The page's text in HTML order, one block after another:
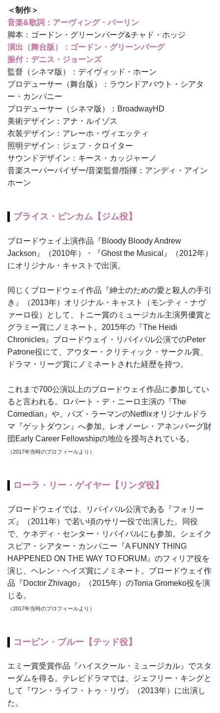
＜制作＞
音楽&歌詞：アーヴィング・バーリン
脚本：ゴードン・グリーンバーグ&チャド・ホッジ
演出（舞台版）：ゴードン・グリーンバーグ
振付：デニス・ジョーンズ
監督（シネマ版）：デイヴィッド・ホーン
プロデューサー（舞台版）：ラウンドアバウト・シアタ
ー・カンパニー
プロデューサー（シネマ版）：BroadwayHD
美術デザイン：アナ・ルイゾス
衣装デザイン：アレーホ・ヴィエッティ
照明デザイン：ジェフ・クロイター
サウンドデザイン：キース・カッジャーノ
音楽スーパーバイザー/音楽監督/指揮：アンディ・アイン
ホーン
ブライス・ピンカム【ジム役】
ブロードウェイ上演作品『Bloody Bloody Andrew
Jackson』（2010年）・『Ghost the Musical』（2012年）
にオリジナル・キャストで出演。
同じくブロードウェイ作品『紳士のための愛と殺人の手引
き』（2013年）オリジナル・キャスト（モンティ・ナヴ
ァーロ役）として、トニー賞のミュージカル主演男優賞と
グラミー賞にノミネート。2015年の『The Heidi
Chronicles』ブロードウェイ・リバイバル公演でのPeter
Patrone役にて、アウター・クリティック・サークル賞、
ドラマ・リーグ賞にノミネートされた経歴を持つ。
これまで700公演以上のブロードウェイ作品に参加してい
ると言われる。ロバート・デ・ニーロ主演の『The
Comedian』や、バズ・ラーマンのNetflixオリジナルドラ
マ『ゲットダウン』へ参加。レオノーレ・アネンバーグ財
団Early Career Fellowshipの地位を授与されている。
（2017年当時のプロフィールより）
ローラ・リー・ゲイヤー【リンダ役】
ブロードウェイでは、リバイバル公演である『フォリー
ズ』（2011年）で若い頃のサリー役で出演した。同役
で、ケネディ・センター・リバイバルにも参加。シェイク
スピア・シアター・カンパニー『A FUNNY THING
HAPPENED ON THE WAY TO FORUM』のフィリア役を
演じ、ヘレン・ヘイズ賞にノミネート。ブロードウェイ作
品『Doctor Zhivago』（2015年）のTonia Gromeko役を演
じる。
（2017年当時のプロフィールより）
コービン・ブルー【テッド役】
エミー賞受賞作品『ハイスクール・ミュージカル』でスタ
ーダムを得る。テレビドラマでは、ジェフリー・キングと
して『ワン・ライフ・トゥ・リヴ』（2013年）に出演し
た。